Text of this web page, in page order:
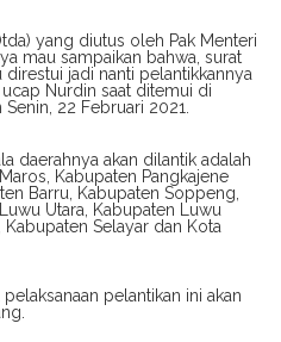
yang diutus oleh Pak Menteri
mau sampaikan bahwa, surat
jadi nanti pelantikkannya
Nurdin saat ditemui di
22 Februari 2021.
daerahnya akan dilantik adalah
Kabupaten Pangkajene
Barru, Kabupaten Soppeng,
Utara, Kabupaten Luwu
Selayar dan Kota
pelantikan ini akan